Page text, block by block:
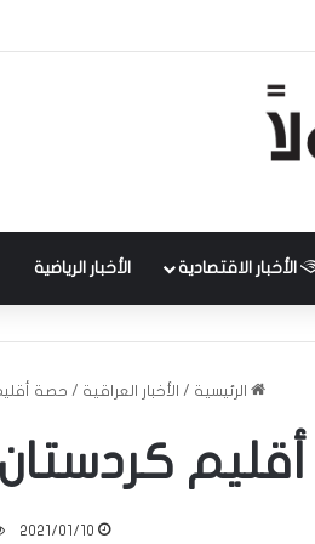
الأخبار الاقتصادية الأخبار الرياضية
الرئيسية / الأخبار العراقية / حصة أقليم
كردستان من
2021/01/10